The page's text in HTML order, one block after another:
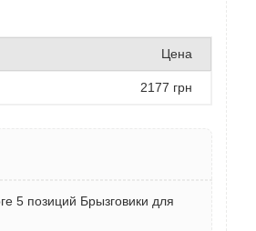
Цена
2177 грн
5 позиций Брызговики для